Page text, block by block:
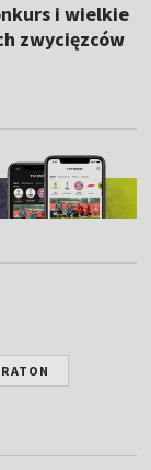
i wielkie
zwycięzców